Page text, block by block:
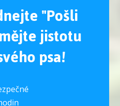
"Pošli
jistotu
psa!